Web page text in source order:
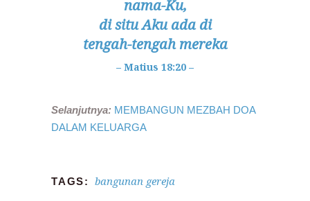
nama-Ku,
di situ Aku ada di
tengah-tengah mereka
– Matius 18:20 –
Selanjutnya: MEMBANGUN MEZBAH DOA
DALAM KELUARGA
TAGS: bangunan gereja